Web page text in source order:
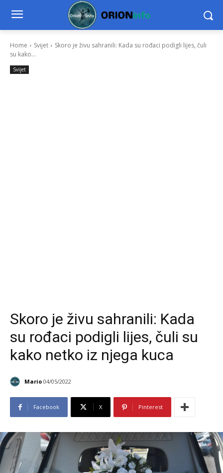
Home Svijet
Skoro je živu sahranili: Kada su rođaci podigli lijes, čuli
su kako...
Svijet
Skoro je živu sahranili: Kada
su rođaci podigli lijes, čuli su
kako netko iz njega kuca
Mario 04/05/2022
Facebook X Pinterest